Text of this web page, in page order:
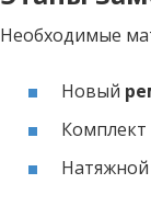
Необходимые
Новый